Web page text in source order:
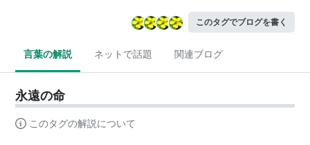
このタグでブログを書く
言葉の解説 ネットで話題 関連ブログ
永遠の命
このタグの解説について